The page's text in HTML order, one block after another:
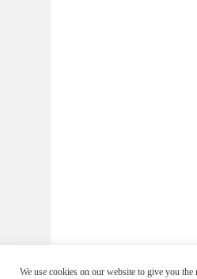
We use cookies on our website to give you the